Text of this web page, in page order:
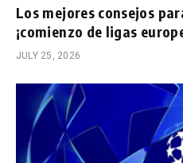
Los mejores consejos
¡comienzo de ligas
JULY 25, 2026